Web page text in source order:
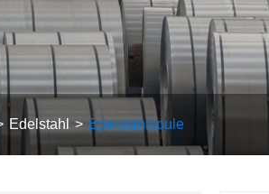
Edelstahl Edelstahlspule